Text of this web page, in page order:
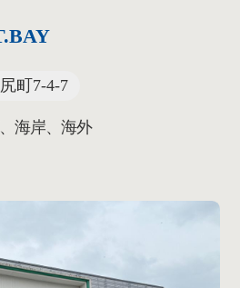
町7-4-7
海岸、海外